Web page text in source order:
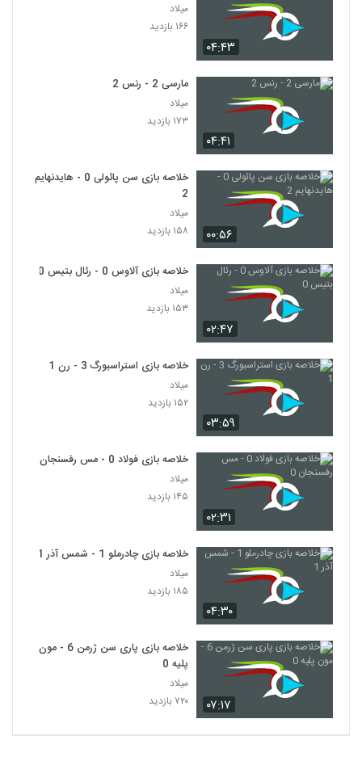
۰۴:۴۳
میلاد
۱۶۶ بازدید
۰۴:۴۱
مارسی 2 - رنس 2
میلاد
۱۷۳ بازدید
۰۰:۵۶
خلاصه بازی سن پائولی 0 - هایدنهایم
2
میلاد
۱۵۸ بازدید
۰۲:۴۷
خلاصه بازی آلاوس 0 - رئال بتیس 0
میلاد
۱۵۳ بازدید
۰۳:۵۹
خلاصه بازی استراسبورگ 3 - رن 1
میلاد
۱۵۲ بازدید
۰۲:۳۱
خلاصه بازی فولاد 0 - مس رفسنجان 0
میلاد
۱۴۵ بازدید
۰۴:۳۰
خلاصه بازی چادرملو 1 - شمس آذر 1
میلاد
۱۸۵ بازدید
۰۷:۱۷
خلاصه بازی پاری سن ژرمن 6 - مون
پلیه 0
میلاد
۷۲۰ بازدید